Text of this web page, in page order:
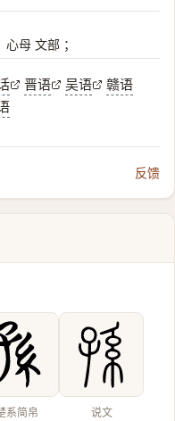
母 文部 ；
晋语 吴语
赣语
反馈
系简帛 说文